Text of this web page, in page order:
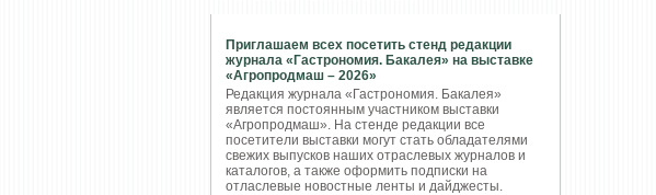
Приглашаем всех посетить стенд редакции
журнала «Гастрономия. Бакалея» на выставке
«Агропродмаш – 2026»
Редакция журнала «Гастрономия. Бакалея»
является постоянным участником выставки
«Агропродмаш». На стенде редакции все
посетители выставки могут стать обладателями
свежих выпусков наших отраслевых журналов и
каталогов, а также оформить подписки на
отласлевые новостные ленты и дайджесты.